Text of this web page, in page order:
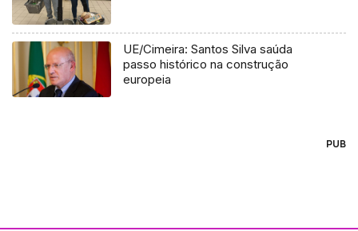
UE/Cimeira: Santos Silva saúda
passo histórico na construção
europeia
PUB